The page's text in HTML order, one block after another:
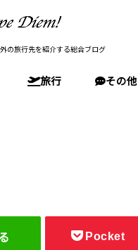
の旅行先を紹介する総合ブログ
旅行 その他
Pocket